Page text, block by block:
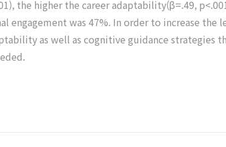
the higher the career adaptability(β=.49,
was 47%. In order to increase the
as well as cognitive guidance strategies